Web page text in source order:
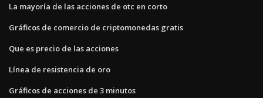
La mayoría de las acciones de otc en corto
Gráficos de comercio de criptomonedas gratis
Que es precio de las acciones
Línea de resistencia de oro
Gráficos de acciones de 3 minutos